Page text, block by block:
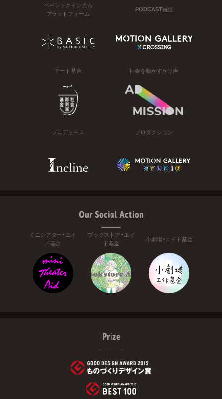
ベーシックインカム
プラットフォーム
PODCAST番組
アート基金 社会を動かすかけ声
プロデュース プロダクション
Our Social Action
ミニシアター・エイ
ド基金
ブックストア・エイ
ド基金
小劇場・エイド基金
Prize